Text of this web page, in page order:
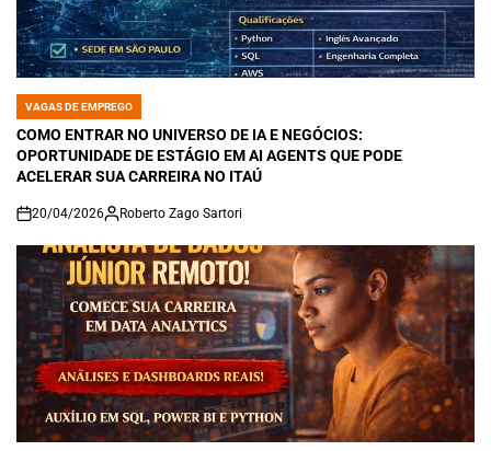
POSTED
IN
VAGAS DE EMPREGO
COMO ENTRAR NO UNIVERSO DE IA E NEGÓCIOS:
OPORTUNIDADE DE ESTÁGIO EM AI AGENTS QUE PODE
ACELERAR SUA CARREIRA NO ITAÚ
on
20/04/2026 Roberto Zago Sartori